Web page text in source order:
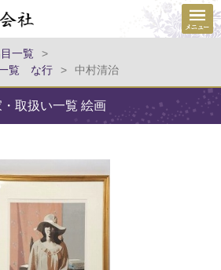
一覧
>
一覧 な行
> 中村清治
・取扱い一覧 絵画